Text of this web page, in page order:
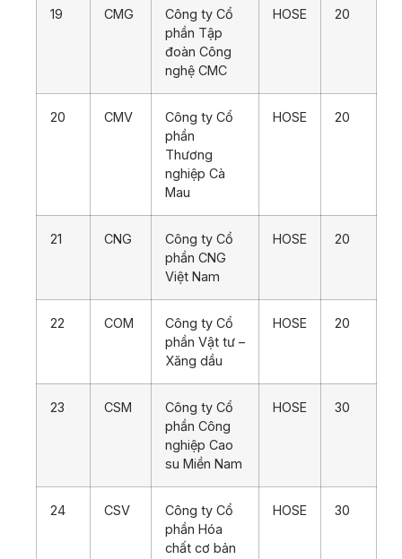
19 CMG
Công ty Cổ
phần Tập
đoàn Công
nghệ CMC
HOSE 20
20 CMV
Công ty Cổ
phần
Thương
nghiệp Cà
Mau
HOSE 20
21 CNG
Công ty Cổ
phần CNG
Việt Nam
HOSE 20
22 COM
Công ty Cổ
phần Vật tư –
Xăng dầu
HOSE 20
23 CSM
Công ty Cổ
phần Công
nghiệp Cao
su Miền Nam
HOSE 30
24 CSV
Công ty Cổ
phần Hóa
chất cơ bản
HOSE 30